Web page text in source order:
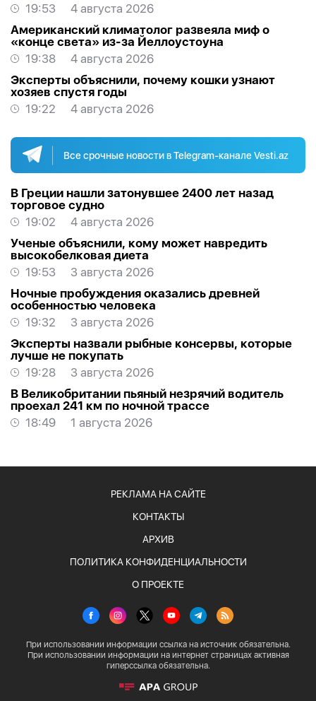
19:53
4 августа 2026
Американский климатолог развеяла миф о
«конце света» из-за Йеллоустоуна
19:38
4 августа 2026
Эксперты объяснили, почему кошки узнают
хозяев спустя годы
19:22
4 августа 2026
Все срочные новости в Telegram-канале Vesti.az
В Греции нашли затонувшее 2400 лет назад
торговое судно
19:02
4 августа 2026
Ученые объяснили, кому может навредить
высокобелковая диета
19:53
3 августа 2026
Ночные пробуждения оказались древней
особенностью человека
19:32
3 августа 2026
Эксперты назвали рыбные консервы, которые
лучше не покупать
19:28
3 августа 2026
В Великобритании пьяный незрячий водитель
проехал 241 км по ночной трассе
18:49
1 августа 2026
РЕКЛАМА НА САЙТЕ
КОНТАКТЫ
АРХИВ
ПОЛИТИКА КОНФИДЕНЦИАЛЬНОСТИ
О ПРОЕКТЕ
При использовании информации ссылка на источник обязательна.
При использовании информации на интернет страницах активная
гиперссылка обязательна.